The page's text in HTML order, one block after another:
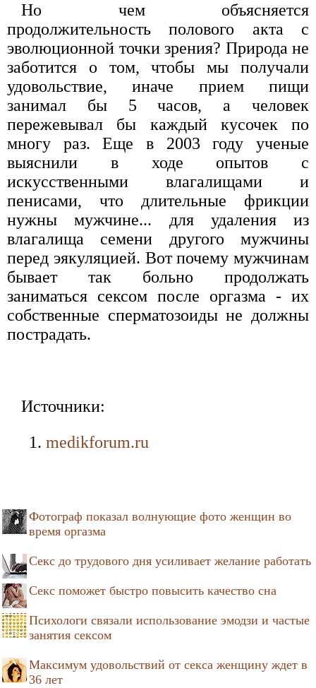
Но чем объясняется
продолжительность полового акта с
эволюционной точки зрения? Природа не
заботится о том, чтобы мы получали
удовольствие, иначе прием пищи
занимал бы 5 часов, а человек
пережевывал бы каждый кусочек по
многу раз. Еще в 2003 году ученые
выяснили в ходе опытов с
искусственными влагалищами и
пенисами, что длительные фрикции
нужны мужчине... для удаления из
влагалища семени другого мужчины
перед эякуляцией. Вот почему мужчинам
бывает так больно продолжать
заниматься сексом после оргазма - их
собственные сперматозоиды не должны
пострадать.
Источники:
medikforum.ru
Фотограф показал волнующие фото женщин во
время оргазма
Секс до трудового дня усиливает желание работать
Секс поможет быстро повысить качество сна
Психологи связали использование эмодзи и частые
занятия сексом
Максимум удовольствий от секса женщину ждет в
36 лет